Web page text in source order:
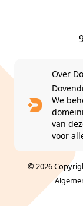
Over
We
van
voor
© 2026